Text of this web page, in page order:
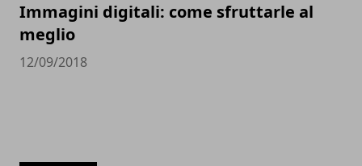
Immagini digitali: come sfruttarle al
meglio
12/09/2018